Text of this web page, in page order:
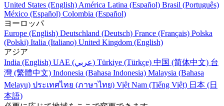
United States (English) América Latina (Español) Brasil (Português)
México (Español) Colombia (Español)
ヨーロッパ
Europe (English) Deutschland (Deutsch) France (Français) Polska
(Polski) Italia (Italiano) United Kingdom (English)
アジア
India (English)
UAE (عربي) Türkiye (Türkçe) 中国 (简体中文) 台
灣 (繁體中文) Indonesia (Bahasa Indonesia) Malaysia (Bahasa
Melayu) ประเทศไทย (ภาษาไทย) Việt Nam (Tiếng Việt) 日本 (日
本語)